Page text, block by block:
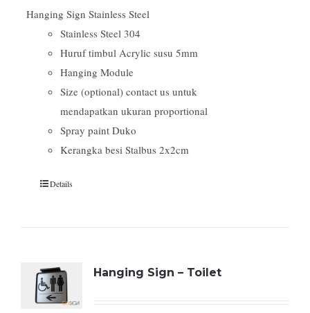
Hanging Sign Stainless Steel
Stainless Steel 304
Huruf timbul Acrylic susu 5mm
Hanging Module
Size (optional) contact us untuk
mendapatkan ukuran proportional
Spray paint Duko
Kerangka besi Stalbus 2x2cm
Details
Hanging Sign – Toilet